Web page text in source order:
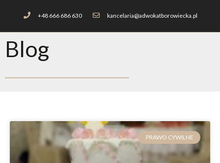
+48 666 686 630 kancelaria@adwokatborowiecka.pl
Blog
PRAWO CYWILNE